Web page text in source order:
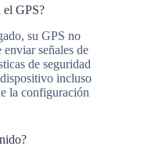
el GPS?
su GPS no
señales de
de seguridad
incluso
la configuración